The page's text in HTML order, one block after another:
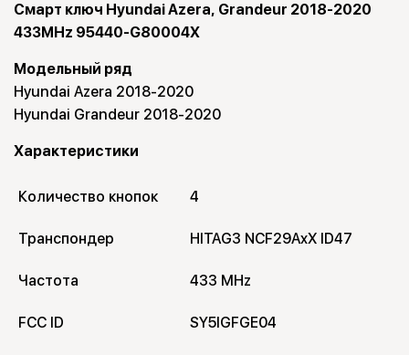
Смарт ключ Hyundai Azera, Grandeur 2018-2020
433MHz 95440-G80004X
Модельный ряд
Hyundai Azera 2018-2020
Hyundai Grandeur 2018-2020
Характеристики
Количество кнопок 4
Транспондер HITAG3 NCF29AxX ID47
Частота 433 MHz
FCC ID SY5IGFGE04